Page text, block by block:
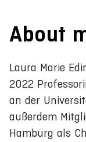
About
Laura Marie
2022
an der
außerdem
Hamburg als